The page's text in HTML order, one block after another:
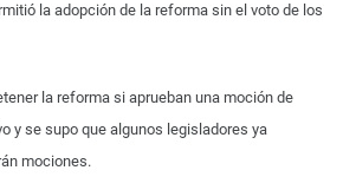
la adopción de la reforma sin el voto de los
la reforma si aprueban una moción de
y se supo que algunos legisladores ya
mociones.